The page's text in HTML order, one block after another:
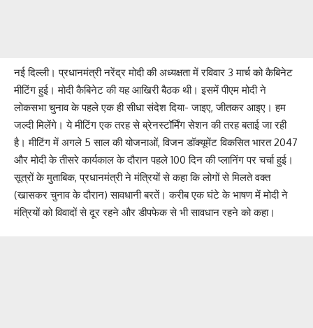
नई दिल्ली। प्रधानमंत्री नरेंद्र मोदी की अध्यक्षता में रविवार 3 मार्च को कैबिनेट
मीटिंग हुई। मोदी कैबिनेट की यह आखिरी बैठक थी। इसमें पीएम मोदी ने
लोकसभा चुनाव के पहले एक ही सीधा संदेश दिया- जाइए, जीतकर आइए। हम
जल्दी मिलेंगे। ये मीटिंग एक तरह से ब्रेनस्टॉर्मिंग सेशन की तरह बताई जा रही
है। मीटिंग में अगले 5 साल की योजनाओं, विजन डॉक्यूमेंट विकसित भारत 2047
और मोदी के तीसरे कार्यकाल के दौरान पहले 100 दिन की प्लानिंग पर चर्चा हुई।
सूत्रों के मुताबिक, प्रधानमंत्री ने मंत्रियों से कहा कि लोगों से मिलते वक्त
(खासकर चुनाव के दौरान) सावधानी बरतें। करीब एक घंटे के भाषण में मोदी ने
मंत्रियों को विवादों से दूर रहने और डीपफेक से भी सावधान रहने को कहा।